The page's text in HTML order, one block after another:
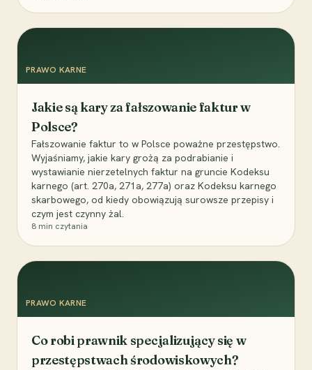
PRAWO KARNE
Jakie są kary za fałszowanie faktur w
Polsce?
Fałszowanie faktur to w Polsce poważne przestępstwo.
Wyjaśniamy, jakie kary grożą za podrabianie i
wystawianie nierzetelnych faktur na gruncie Kodeksu
karnego (art. 270a, 271a, 277a) oraz Kodeksu karnego
skarbowego, od kiedy obowiązują surowsze przepisy i
czym jest czynny żal.
8 min czytania
PRAWO KARNE
Co robi prawnik specjalizujący się w
przestępstwach środowiskowych?